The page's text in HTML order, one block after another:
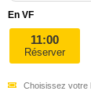
En VF
11:00
Réserver
Choisissez votre